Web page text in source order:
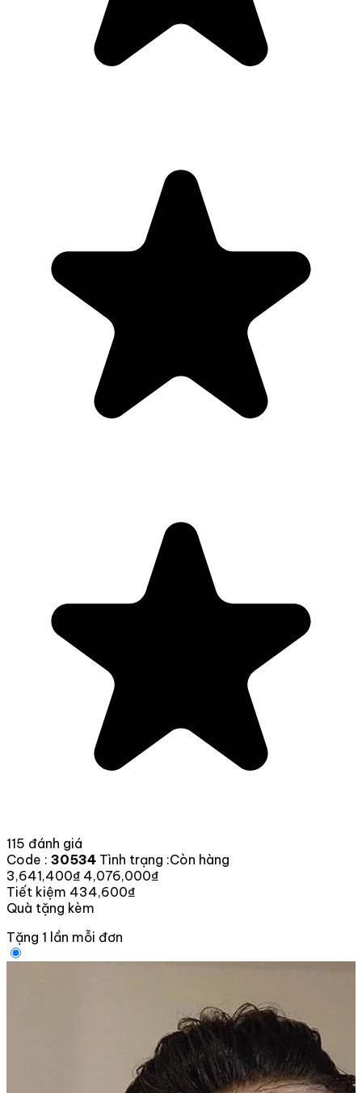
115 đánh giá
Code : 30534 Tình trạng :Còn hàng
3,641,400₫ 4,076,000₫
Tiết kiệm 434,600₫
Quà tặng kèm
Tặng 1 lần mỗi đơn